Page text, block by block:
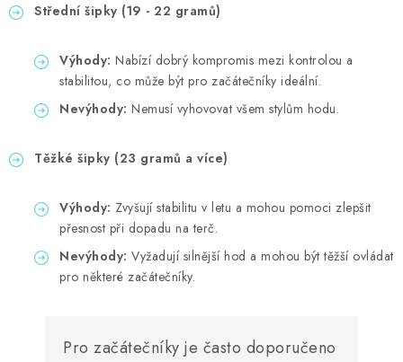
Střední šipky (19 - 22 gramů)
Výhody: Nabízí dobrý kompromis mezi kontrolou a
stabilitou, co může být pro začátečníky ideální.
Nevýhody: Nemusí vyhovovat všem stylům hodu.
Těžké šipky (23 gramů a více)
Výhody: Zvyšují stabilitu v letu a mohou pomoci zlepšit
přesnost při dopadu na terč.
Nevýhody: Vyžadují silnější hod a mohou být těžší ovládat
pro některé začátečníky.
Pro začátečníky je často doporučeno